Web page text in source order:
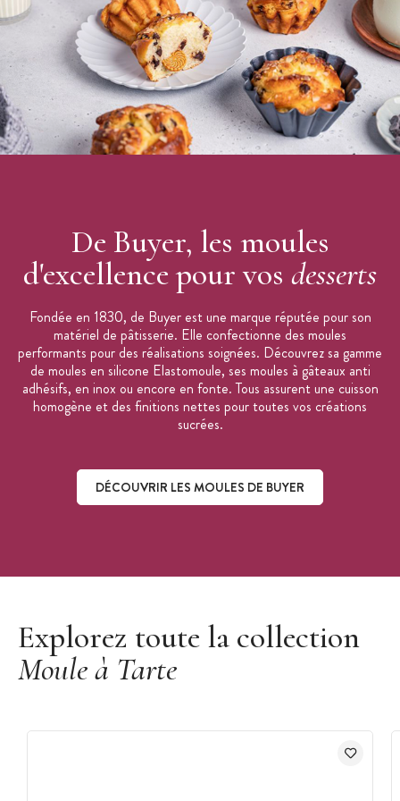
De Buyer, les moules
d'excellence pour vos desserts
Fondée en 1830, de Buyer est une marque réputée pour son
matériel de pâtisserie. Elle confectionne des moules
performants pour des réalisations soignées. Découvrez sa gamme
de moules en silicone Elastomoule, ses moules à gâteaux anti
adhésifs, en inox ou encore en fonte. Tous assurent une cuisson
homogène et des finitions nettes pour toutes vos créations
sucrées.
DÉCOUVRIR LES MOULES DE BUYER
Explorez toute la collection
Moule à Tarte